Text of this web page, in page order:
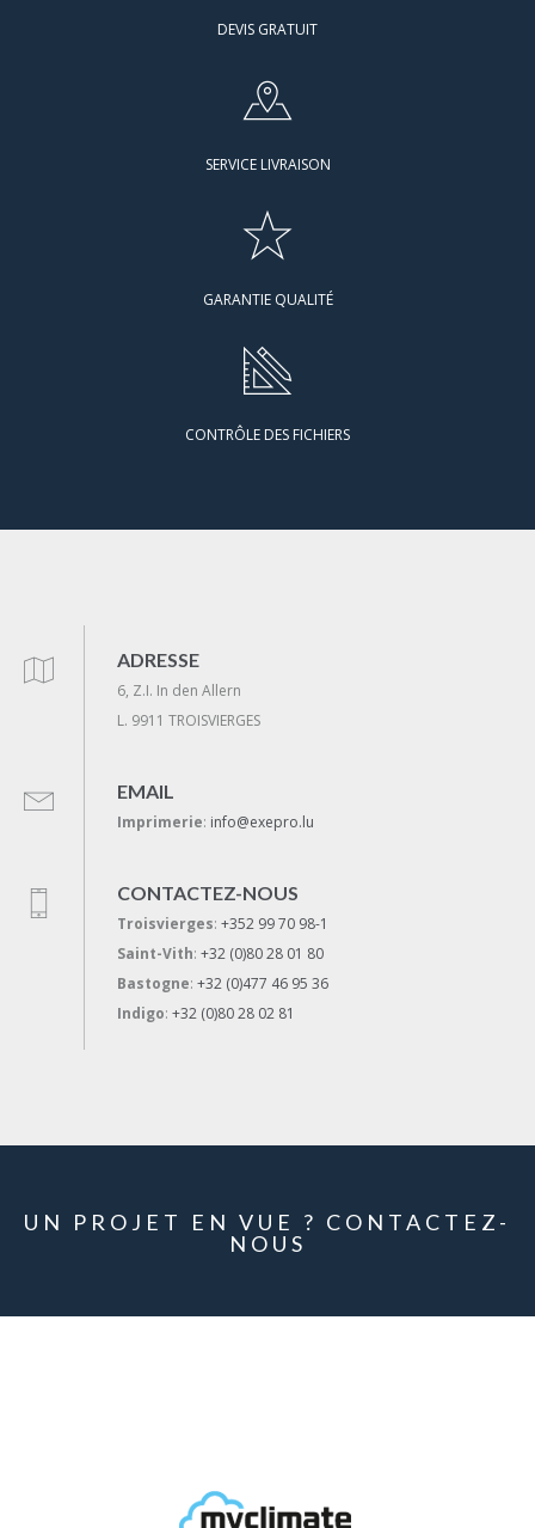
DEVIS GRATUIT
SERVICE LIVRAISON
GARANTIE QUALITÉ
CONTRÔLE DES FICHIERS
ADRESSE
6, Z.I. In den Allern
L. 9911 TROISVIERGES
EMAIL
Imprimerie: info@exepro.lu
CONTACTEZ-NOUS
Troisvierges: +352 99 70 98-1
Saint-Vith: +32 (0)80 28 01 80
Bastogne: +32 (0)477 46 95 36
Indigo: +32 (0)80 28 02 81
UN PROJET EN VUE ? CONTACTEZ-
NOUS